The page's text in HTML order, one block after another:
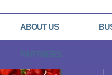
ABOUT US
PARTNERS